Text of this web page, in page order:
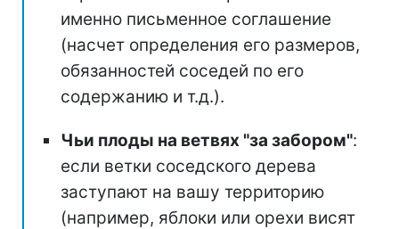
именно письменное соглашение
(насчет определения его размеров,
обязанностей соседей по его
содержанию и т.д.).
Чьи плоды на ветвях "за забором":
если ветки соседского дерева
заступают на вашу территорию
(например, яблоки или орехи висят